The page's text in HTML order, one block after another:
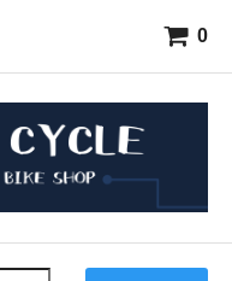
0